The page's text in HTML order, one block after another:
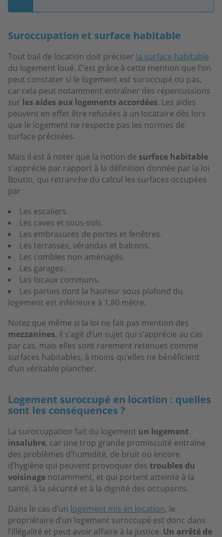
Suroccupation et surface habitable
Tout bail de location doit préciser la surface habitable
du logement loué. C’est grâce à cette mention que l’on
peut constater si le logement est suroccupé ou pas,
car cela peut notamment entraîner des répercussions
sur les aides aux logements accordées. Les aides
peuvent en effet être refusées à un locataire dès lors
que le logement ne respecte pas les normes de
surface précisées.
Mais il est à noter que la notion de surface habitable
s’apprécie par rapport à la définition donnée par la loi
Boutin, qui retranche du calcul les surfaces occupées
par :
Les escaliers.
Les caves et sous-sols.
Les embrasures de portes et fenêtres.
Les terrasses, vérandas et balcons.
Les combles non aménagés.
Les garages.
Les locaux communs.
Les parties dont la hauteur sous plafond du
logement est inférieure à 1,80 mètre.
Notez que même si la loi ne fait pas mention des
mezzanines, il s’agit d’un sujet qui s’apprécie au cas
par cas, mais elles sont rarement retenues comme
surfaces habitables, à moins qu’elles ne bénéficient
d’un véritable plancher.
Logement suroccupé en location : quelles
sont les conséquences ?
La suroccupation fait du logement un logement
insalubre, car une trop grande promiscuité entraîne
des problèmes d’humidité, de bruit ou encore
d’hygiène qui peuvent provoquer des troubles du
voisinage notamment, et qui portent atteinte à la
santé, à la sécurité et à la dignité des occupants.
Dans le cas d’un logement mis en location, le
propriétaire d’un logement suroccupé est donc dans
l’illégalité et peut avoir affaire à la justice. Un arrêté de